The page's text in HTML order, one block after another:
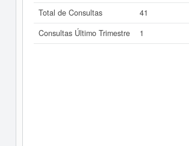
Total de Consultas
41
Consultas Último Trimestre
1